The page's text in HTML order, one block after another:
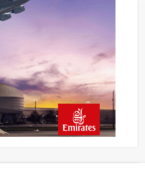
Uçağına Polis Müdahalesi
A380 seferlerini yüzde